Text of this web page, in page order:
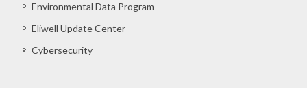
Environmental Data Program
Eliwell Update Center
Cybersecurity